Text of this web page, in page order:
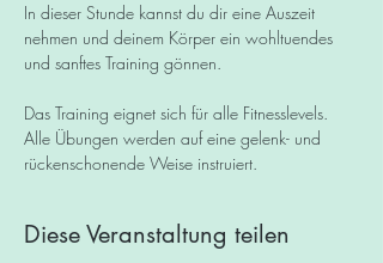
In dieser Stunde kannst du dir eine Auszeit
nehmen und deinem Körper ein wohltuendes
und sanftes Training gönnen.
Das Training eignet sich für alle Fitnesslevels.
Alle Übungen werden auf eine gelenk- und
rückenschonende Weise instruiert.​
Diese Veranstaltung teilen